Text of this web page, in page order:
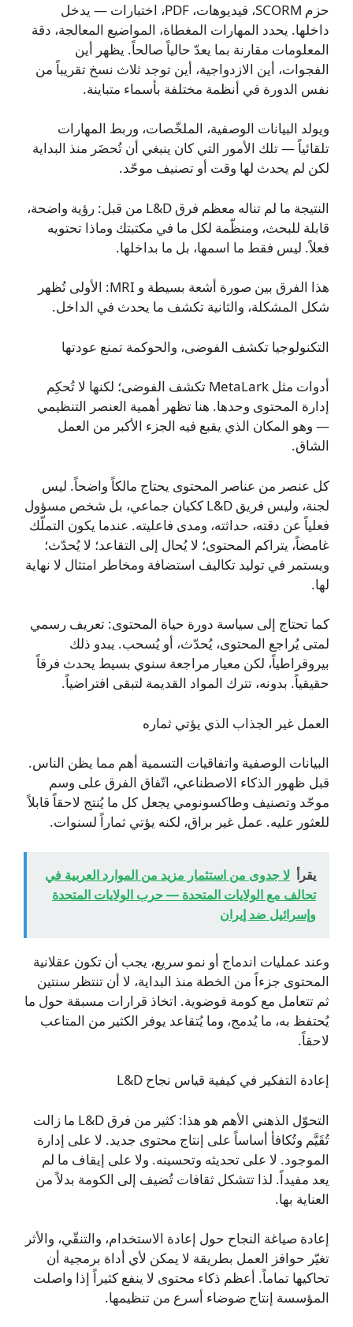
حزم SCORM، فيديوهات، PDF، اختبارات — يدخل
داخلها. يحدد المهارات المغطاة، المواضيع المعالجة، دقة
المعلومات مقارنة بما يعدّ حالياً صالحاً. يظهر أين
الفجوات، أين الازدواجية، أين توجد ثلاث نسخ تقريباً من
نفس الدورة في أنظمة مختلفة بأسماء متباينة.
ويولد البيانات الوصفية، الملخّصات، وربط المهارات
تلقائياً — تلك الأمور التي كان ينبغي أن تُحضَر منذ البداية
لكن لم يحدث لها وقت أو تصنيف موحّد.
النتيجة ما لم تناله معظم فرق L&D من قبل: رؤية واضحة،
قابلة للبحث، ومنظّمة لكل ما في مكتبتك وماذا تحتويه
فعلاً. ليس فقط ما اسمها، بل ما بداخلها.
هذا الفرق بين صورة أشعة بسيطة و MRI: الأولى تُظهر
شكل المشكلة، والثانية تكشف ما يحدث في الداخل.
التكنولوجيا تكشف الفوضى، والحوكمة تمنع عودتها
أدوات مثل MetaLark تكشف الفوضى؛ لكنها لا تُحكِم
إدارة المحتوى وحدها. هنا تظهر أهمية العنصر التنظيمي
— وهو المكان الذي يقبع فيه الجزء الأكبر من العمل
الشاق.
كل عنصر من عناصر المحتوى يحتاج مالكاً واضحاً. ليس
لجنة، وليس فريق L&D ككيان جماعي، بل شخص مسؤول
فعلياً عن دقته، حداثته، ومدى فاعليته. عندما يكون التملّك
غامضاً، يتراكم المحتوى؛ لا يُحال إلى التقاعد؛ لا يُحدّث؛
ويستمر في توليد تكاليف استضافة ومخاطر امتثال لا نهاية
لها.
كما تحتاج إلى سياسة دورة حياة المحتوى: تعريف رسمي
لمتى يُراجع المحتوى، يُحدّث، أو يُسحب. يبدو ذلك
بيروقراطياً، لكن معيار مراجعة سنوي بسيط يحدث فرقاً
حقيقياً. بدونه، تترك المواد القديمة لتبقى افتراضياً.
العمل غير الجذاب الذي يؤتي ثماره
البيانات الوصفية واتفاقيات التسمية أهم مما يظن الناس.
قبل ظهور الذكاء الاصطناعي، اتّفاق الفرق على وسم
موحّد وتصنيف وطاكسونومي يجعل كل ما يُنتج لاحقاً قابلاً
للعثور عليه. عمل غير براق، لكنه يؤتي ثماراً لسنوات.
يقرأ لا جدوى من استثمار مزيد من الموارد العربية في
تحالف مع الولايات المتحدة — حرب الولايات المتحدة
وإسرائيل ضد إيران
وعند عمليات اندماج أو نمو سريع، يجب أن تكون عقلانية
المحتوى جزءاً من الخطة منذ البداية، لا أن تنتظر سنتين
ثم تتعامل مع كومة فوضوية. اتخاذ قرارات مسبقة حول ما
يُحتفظ به، ما يُدمج، وما يُتقاعد يوفر الكثير من المتاعب
لاحقاً.
إعادة التفكير في كيفية قياس نجاح L&D
التحوّل الذهني الأهم هو هذا: كثير من فرق L&D ما زالت
تُقَيَّم وتُكافأ أساساً على إنتاج محتوى جديد. لا على إدارة
الموجود. لا على تحديثه وتحسينه. ولا على إيقاف ما لم
يعد مفيداً. لذا تتشكل ثقافات تُضيف إلى الكومة بدلاً من
العناية بها.
إعادة صياغة النجاح حول إعادة الاستخدام، والتنقّي، والأثر
تغيّر حوافز العمل بطريقة لا يمكن لأي أداة برمجية أن
تحاكيها تماماً. أعظم ذكاء محتوى لا ينفع كثيراً إذا واصلت
المؤسسة إنتاج ضوضاء أسرع من تنظيمها.